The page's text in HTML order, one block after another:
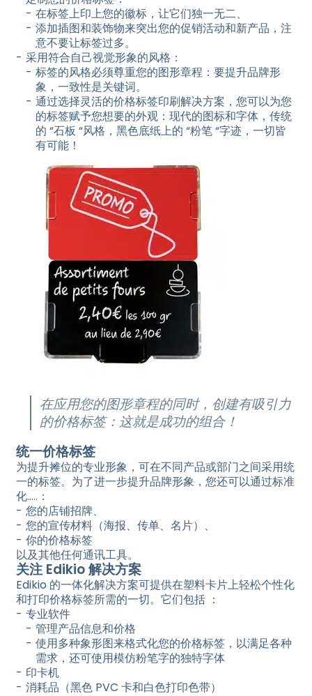
在标签上印上您的徽标，让它们独一无二、
添加插图和装饰物来突出您的促销活动和新产品，注
意不要让标签过多。
采用符合自己视觉形象的风格：
标签的风格必须尊重您的图形章程：要提升品牌形
象，一致性是关键词。
通过选择灵活的价格标签印刷解决方案，您可以为您
的标签赋予您想要的外观：现代的图标和字体，传统
的 “石板 “风格，黑色底纸上的 “粉笔 “字迹，一切皆
有可能！
在应用您的图形章程的同时，创建有吸引力
的价格标签：这就是成功的组合！
统一价格标签
为提升摊位的专业形象，可在不同产品或部门之间采用统
一的标签。为了进一步提升品牌形象，您还可以通过标准
化…..：
您的店铺招牌、
您的宣传材料（海报、传单、名片）、
你的价格标签
以及其他任何通讯工具。
关注 Edikio 解决方案
Edikio 的一体化解决方案可提供在塑料卡片上轻松个性化
和打印价格标签所需的一切。它们包括 ：
专业软件
管理产品信息和价格
使用多种象形图来格式化您的价格标签，以满足各种
需求，还可使用模仿粉笔字的独特字体
印卡机
消耗品（黑色 PVC 卡和白色打印色带）